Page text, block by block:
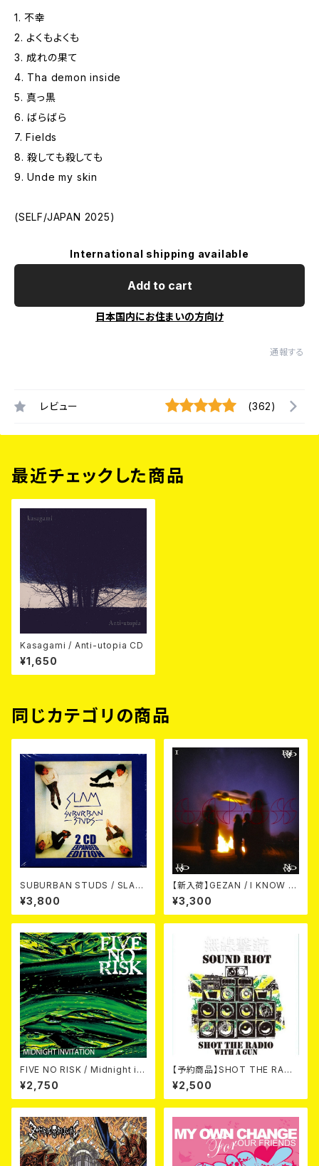
1. 不幸
2. よくもよくも
3. 成れの果て
4. Tha demon inside
5. 真っ黒
6. ばらばら
7. Fields
8. 殺しても殺しても
9. Unde my skin
(SELF/JAPAN 2025)
International shipping available
Add to cart
日本国内にお住まいの方向け
通報する
レビュー (362)
最近チェックした商品
Kasagami / Anti-utopia CD
¥1,650
同じカテゴリの商品
SUBURBAN STUDS / SLAM
¥3,800
【新入荷】GEZAN / I KNOW H
OW NOW (CD)
¥3,300
FIVE NO RISK / Midnight in
vitation CD
¥2,750
【予約商品】SHOT THE RADI
O WITH A GUN / SOUND RI
OT (CD)【8月８日発売】
¥2,500